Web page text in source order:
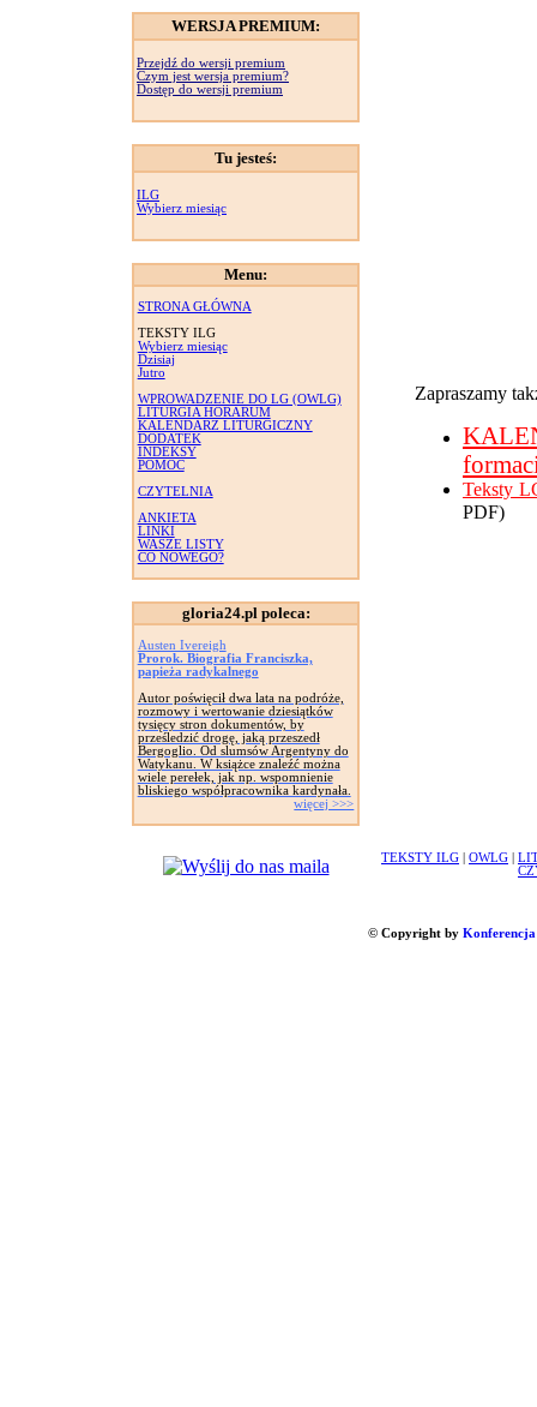
WERSJA PREMIUM:
Przejdź do wersji premium
Czym jest wersja premium?
Dostęp do wersji premium
Tu jesteś:
ILG
Wybierz miesiąc
Menu:
STRONA GŁÓWNA
TEKSTY ILG
Wybierz miesiąc
Dzisiaj
Jutro
WPROWADZENIE DO LG (OWLG)
LITURGIA HORARUM
KALENDARZ LITURGICZNY
DODATEK
INDEKSY
POMOC
CZYTELNIA
ANKIETA
LINKI
WASZE LISTY
CO NOWEGO?
gloria24.pl poleca:
Austen Ivereigh
Prorok. Biografia Franciszka,
papieża radykalnego
Autor poświęcił dwa lata na podróże,
rozmowy i wertowanie dziesiątków
tysięcy stron dokumentów, by
prześledzić drogę, jaką przeszedł
Bergoglio. Od slumsów Argentyny do
Watykanu. W książce znaleźć można
wiele perełek, jak np. wspomnienie
bliskiego współpracownika kardynała.
więcej >>>
Zapraszamy
Teksty
PDF)
TEKSTY ILG OWLG
© Copyright by Konferencja